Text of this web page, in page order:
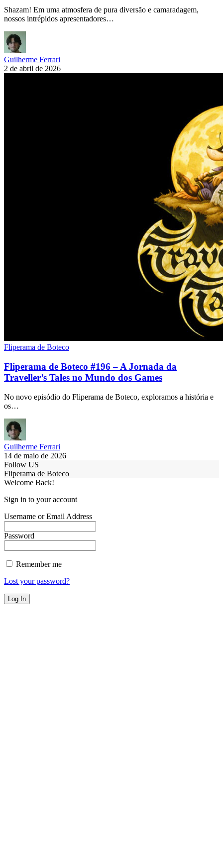
Shazam! Em uma atmosfera de pura diversão e camaradagem,
nossos intrépidos apresentadores…
Guilherme Ferrari
2 de abril de 2026
Fliperama de Boteco
Fliperama de Boteco #196 – A Jornada da
Traveller’s Tales no Mundo dos Games
No novo episódio do Fliperama de Boteco, exploramos a história e
os…
Guilherme Ferrari
14 de maio de 2026
Follow US
Fliperama de Boteco
Welcome Back!
Sign in to your account
Username or Email Address
Password
Remember me
Lost your password?